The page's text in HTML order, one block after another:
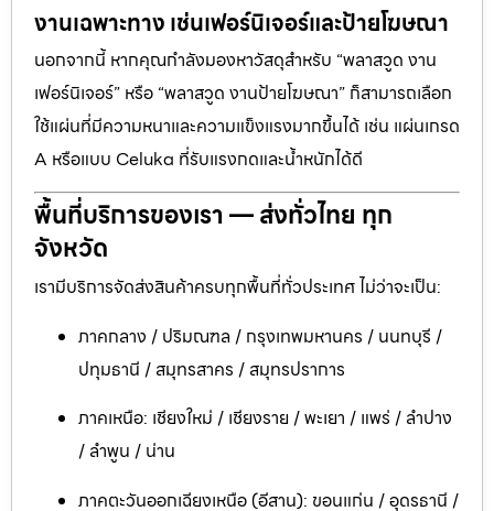
งานเฉพาะทาง เช่นเฟอร์นิเจอร์และป้ายโฆษณา
นอกจากนี้ หากคุณกำลังมองหาวัสดุสำหรับ “พลาสวูด งาน
เฟอร์นิเจอร์” หรือ “พลาสวูด งานป้ายโฆษณา” ก็สามารถเลือก
ใช้แผ่นที่มีความหนาและความแข็งแรงมากขึ้นได้ เช่น แผ่นเกรด
A หรือแบบ Celuka ที่รับแรงกดและน้ำหนักได้ดี
พื้นที่บริการของเรา — ส่งทั่วไทย ทุก
จังหวัด
เรามีบริการจัดส่งสินค้าครบทุกพื้นที่ทั่วประเทศ ไม่ว่าจะเป็น:
ภาคกลาง / ปริมณฑล / กรุงเทพมหานคร / นนทบุรี /
ปทุมธานี / สมุทรสาคร / สมุทรปราการ
ภาคเหนือ: เชียงใหม่ / เชียงราย / พะเยา / แพร่ / ลำปาง
/ ลำพูน / น่าน
ภาคตะวันออกเฉียงเหนือ (อีสาน): ขอนแก่น / อุดรธานี /